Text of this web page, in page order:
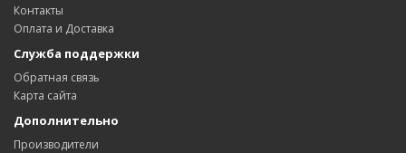
Контакты
Оплата и Доставка
Служба поддержки
Обратная связь
Карта сайта
Дополнительно
Производители